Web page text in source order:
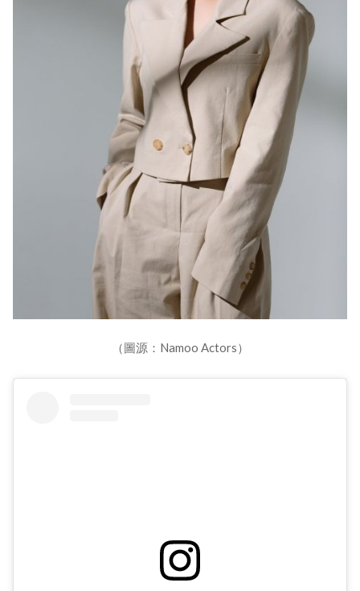
（圖源：Namoo Actors）